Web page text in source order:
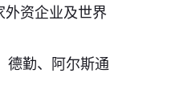
资企业及世界
德勤、阿尔斯通